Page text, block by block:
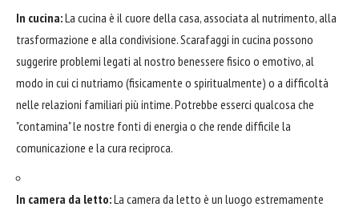
In cucina:La cucina è il cuore della casa, associata al nutrimento, alla
trasformazione e alla condivisione. Scarafaggi in cucina possono
suggerire problemi legati al nostro benessere fisico o emotivo, al
modo in cui ci nutriamo (fisicamente o spiritualmente) o a difficoltà
nelle relazioni familiari più intime. Potrebbe esserci qualcosa che
"contamina" le nostre fonti di energia o che rende difficile la
comunicazione e la cura reciproca.
In camera da letto:La camera da letto è un luogo estremamente